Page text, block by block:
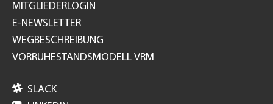
MITGLIEDERLOGIN
E-NEWSLETTER
WEGBESCHREIBUNG
VORRUHESTANDSMODELL VRM
 SLACK